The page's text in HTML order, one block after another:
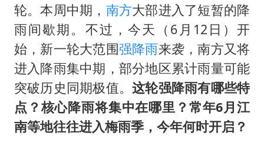
女孩摆摊卖菌子时收到北大通知书
改名后的“青海拉面”店
广岛核爆81周年央视播《奥本海默》
公司“上四休三”但要降薪1000元
男子杀人后逃进深山21年活得像野人
70多岁父亲独自坐车到上海看望女儿
轮。本周中期， 南方大部进入了短暂的降
雨间歇期。不过，今天（6月12日）开
始，新一轮大范围强降雨来袭，南方又将
进入降雨集中期，部分地区累计雨量可能
突破历史同期极值。这轮强降雨有哪些特
点？核心降雨将集中在哪里？常年6月江
南等地往往进入梅雨季，今年何时开启？